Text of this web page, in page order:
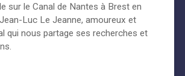
sur le Canal de Nantes à Brest en
Luc Le Jeanne, amoureux et
qui nous partage ses recherches et